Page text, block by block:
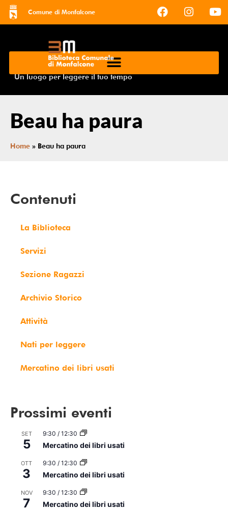
Comune di Monfalcone
Un luogo per leggere il tuo tempo
Beau ha paura
Home » Beau ha paura
Contenuti
La Biblioteca
Servizi
Sezione Ragazzi
Archivio Storico
Attività
Nati per leggere
Mercatino dei libri usati
Prossimi eventi
SET
5
9:30 / 12:30
Mercatino dei libri usati
OTT
3
9:30 / 12:30
Mercatino dei libri usati
NOV
7
9:30 / 12:30
Mercatino dei libri usati